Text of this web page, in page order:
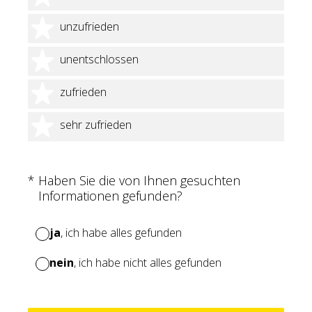
unzufrieden
2 Sterne
unentschlossen
3 Sterne
zufrieden
4 Sterne
sehr zufrieden
5 Sterne
* Haben Sie die von Ihnen gesuchten
Informationen gefunden?
(Erforderlich.)
ja, ich habe alles gefunden
nein, ich habe nicht alles gefunden